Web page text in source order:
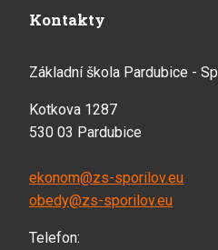
Kontakty
Základní škola Pardubice -
Kotkova 1287
530 03 Pardubice
ekonom@zs-sporilov.eu
obedy@zs-sporilov.eu
Telefon: